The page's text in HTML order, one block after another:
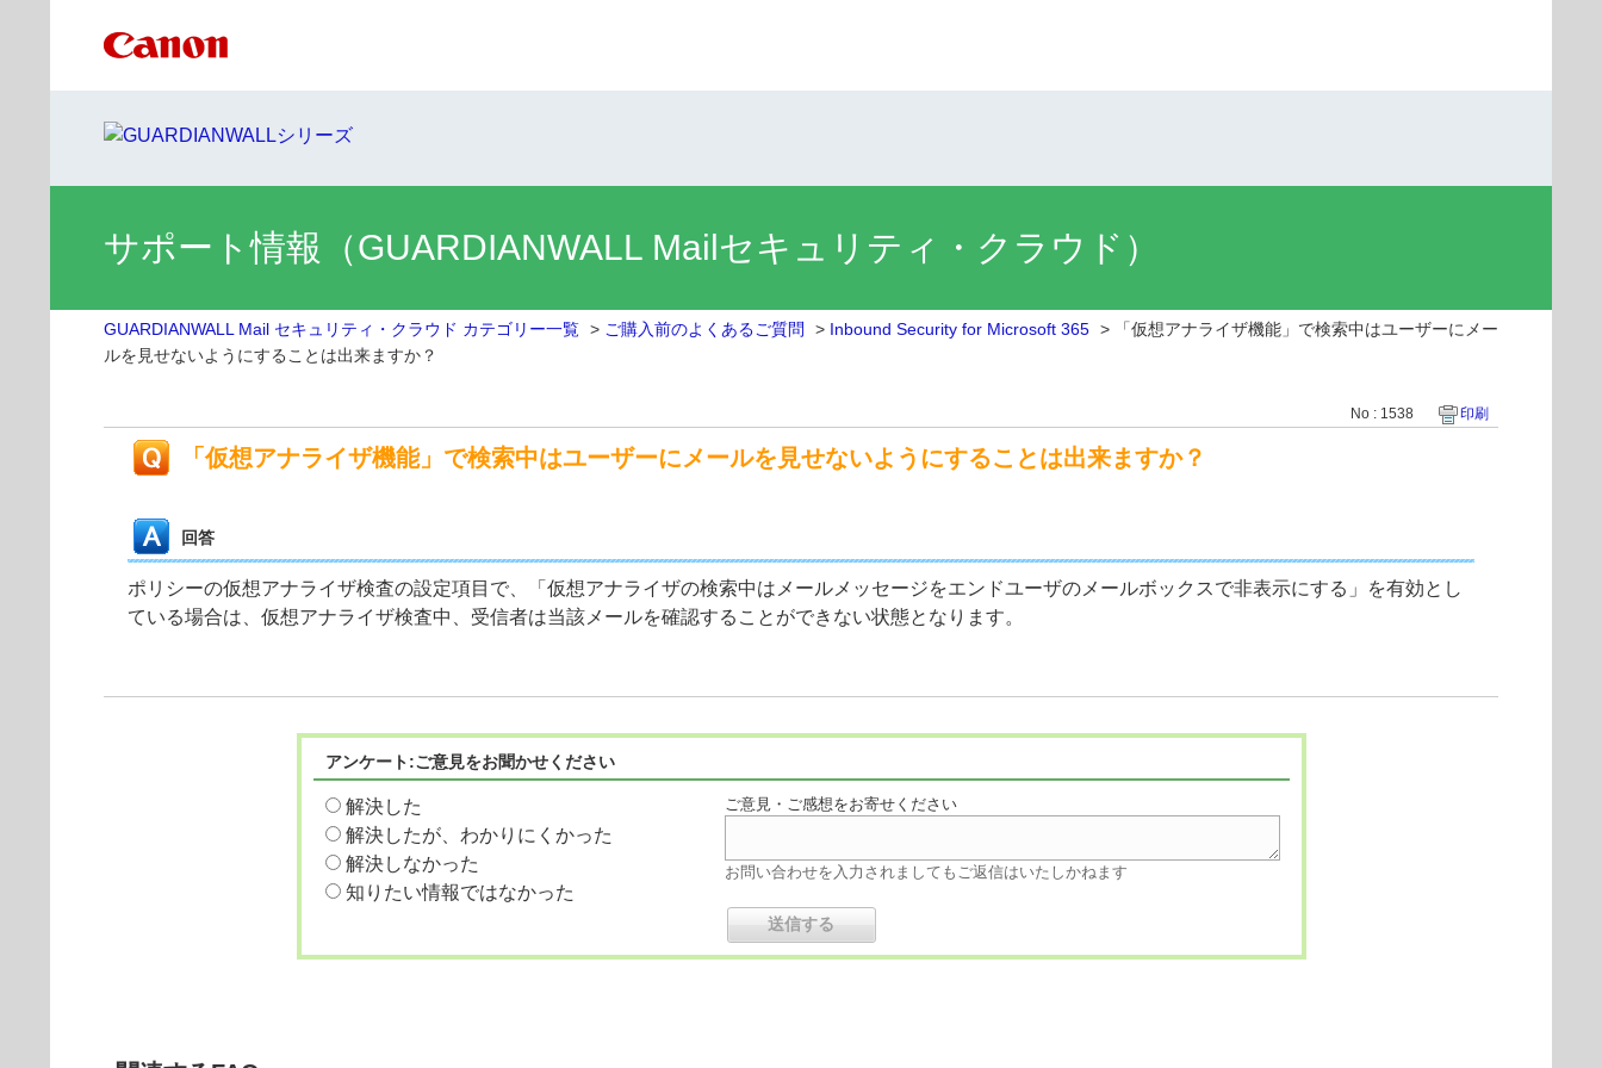
サポート情報（GUARDIANWALL Mailセキュリティ・クラウド）
GUARDIANWALL Mail セキュリティ・クラウド カテゴリー一覧 > ご購入前のよくあるご質問 > Inbound Security for Microsoft 365 >
「仮想アナライザ機能」で検索中はユーザーにメー
ルを見せないようにすることは出来ますか？
No : 1538 印刷
「仮想アナライザ機能」で検索中はユーザーにメールを見せないようにすることは出来ますか？
回答
ポリシーの仮想アナライザ検査の設定項目で、「仮想アナライザの検索中はメールメッセージをエンドユーザのメールボックスで非表示にする」を有効とし
ている場合は、仮想アナライザ検査中、受信者は当該メールを確認することができない状態となります。
アンケート:ご意見をお聞かせください
解決した
解決したが、わかりにくかった
解決しなかった
知りたい情報ではなかった
ご意見・ご感想をお寄せください
お問い合わせを入力されましてもご返信はいたしかねます